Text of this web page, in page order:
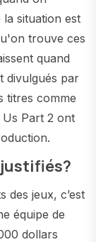
situation est
trouve ces
quand
divulgués par
titres comme
Part 2 ont
des jeux, c’est
équipe de
dollars